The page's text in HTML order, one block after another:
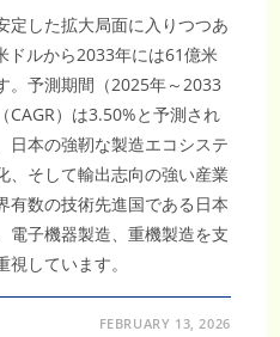
定した拡大局面に入りつつあ
ドルから2033年には61億米
。予測期間（2025年～2033
CAGR）は3.50%と予測され
日本の強靭な製造エコシステ
、そして輸出志向の強い産業
有数の技術先進国である日本
電子機器製造、重機製造を支
しています。
FEBRUARY 13, 2026